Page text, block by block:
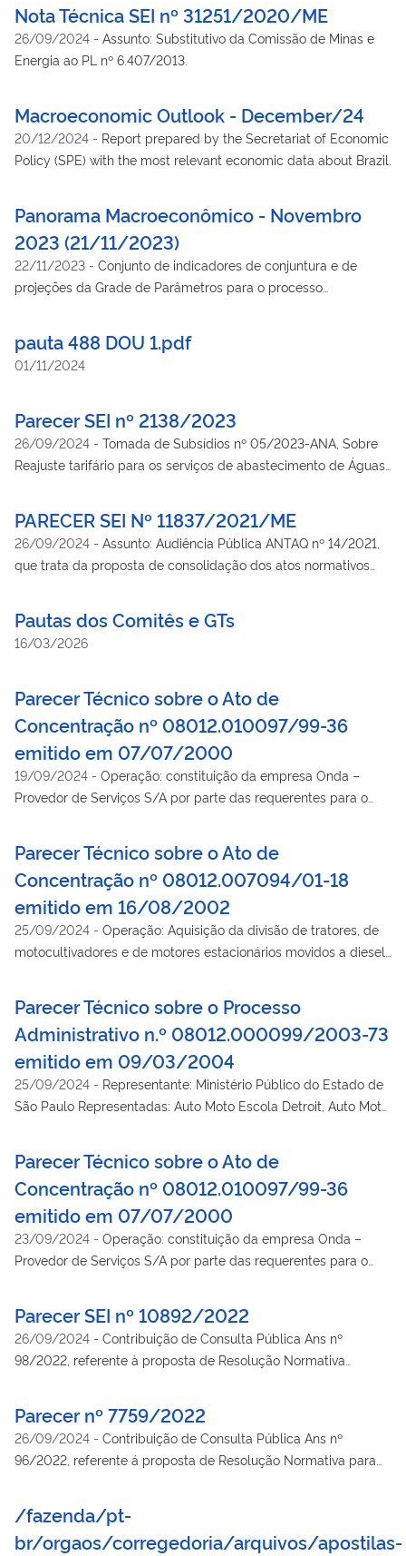
Nota Técnica SEI nº 31251/2020/ME
26/09/2024 - Assunto: Substitutivo da Comissão de Minas e
Energia ao PL nº 6.407/2013.
Macroeconomic Outlook - December/24
20/12/2024 - Report prepared by the Secretariat of Economic
Policy (SPE) with the most relevant economic data about Brazil.
Panorama Macroeconômico - Novembro
2023 (21/11/2023)
22/11/2023 - Conjunto de indicadores de conjuntura e de
projeções da Grade de Parâmetros para o processo
pauta 488 DOU 1.pdf
01/11/2024
Parecer SEI nº 2138/2023
26/09/2024 - Tomada de Subsídios nº 05/2023-ANA, Sobre
Reajuste tarifário para os serviços de abastecimento de Águas
PARECER SEI Nº 11837/2021/ME
26/09/2024 - Assunto: Audiência Pública ANTAQ nº 14/2021,
que trata da proposta de consolidação dos atos normativos
procedimentos para outorga de serviços de transporte,
homologação e afretamento de embarcações; e atributos
distância.
Pautas dos Comitês e GTs
16/03/2026
Parecer Técnico sobre o Ato de
Concentração nº 08012.010097/99-36
emitido em 07/07/2000
19/09/2024 - Operação: constituição da empresa Onda –
Provedor de Serviços S/A por parte das requerentes para o
Parecer Técnico sobre o Ato de
Concentração nº 08012.007094/01-18
emitido em 16/08/2002
25/09/2024 - Operação: Aquisição da divisão de tratores, de
motocultivadores e de motores estacionários movidos a diesel,
Parecer Técnico sobre o Processo
Administrativo n.º 08012.000099/2003-73
emitido em 09/03/2004
25/09/2024 - Representante: Ministério Público do Estado de
São Paulo Representadas: Auto Moto Escola Detroit, Auto Moto
Gonzaga, Auto Escola Martins, Auto Moto Escola União, Auto
Moto Escola Rallye, Auto Escola Orla, Auto Escola Estoril, Auto
Escola Fátima, Pioneiro – Centro de Formação de Condutores
Ltda. e Autotran – Centro de Formação de Condutores.
Parecer Técnico sobre o Ato de
Concentração nº 08012.010097/99-36
emitido em 07/07/2000
23/09/2024 - Operação: constituição da empresa Onda –
Provedor de Serviços S/A por parte das requerentes para o
Parecer SEI nº 10892/2022
26/09/2024 - Contribuição de Consulta Pública Ans nº
98/2022, referente à proposta de Resolução Normativa
Parecer nº 7759/2022
26/09/2024 - Contribuição de Consulta Pública Ans nº
96/2022, referente á proposta de Resolução Normativa para
/fazenda/pt-
br/orgaos/corregedoria/arquivos/apostilas-